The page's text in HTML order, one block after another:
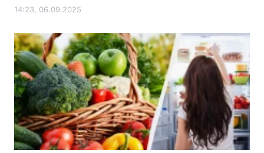
14:23, 06.09.2025